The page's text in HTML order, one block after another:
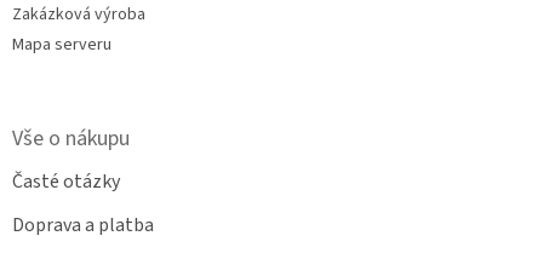
Zakázková výroba
Mapa serveru
Vše o nákupu
Časté otázky
Doprava a platba